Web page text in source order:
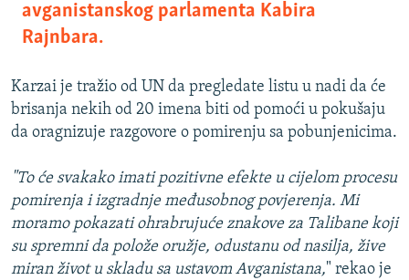
avganistanskog parlamenta Kabira
Rajnbara.
Karzai je tražio od UN da pregledate listu u nadi da će
brisanja nekih od 20 imena biti od pomoći u pokušaju
da oragnizuje razgovore o pomirenju sa pobunjenicima.
"To će svakako imati pozitivne efekte u cijelom procesu
pomirenja i izgradnje međusobnog povjerenja. Mi
moramo pokazati ohrabrujuće znakove za Talibane koji
su spremni da polože oružje, odustanu od nasilja, žive
miran život u skladu sa ustavom Avganistana," rekao je